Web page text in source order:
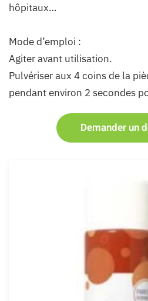
hôpitaux…
Mode d’emploi :
Agiter avant utilisation.
Pulvériser aux 4 coins de la
pendant environ 2 secondes
Demander un